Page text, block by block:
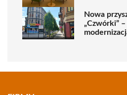
Nowa
„Czwórki”